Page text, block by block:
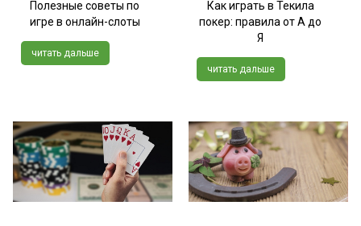
Полезные советы по
игре в онлайн-слоты
читать дальше
Как играть в Текила
покер: правила от А до
Я
читать дальше